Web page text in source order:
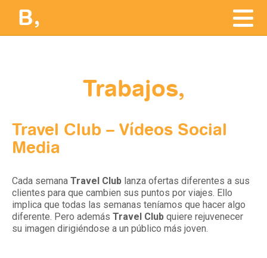
B
Quiénes somos
Colaboradores
Trabajos,
Travel Club – Vídeos Social
Media
Cada semana Travel Club lanza ofertas diferentes a sus
clientes para que cambien sus puntos por viajes. Ello
implica que todas las semanas teníamos que hacer algo
diferente. Pero además Travel Club quiere rejuvenecer
su imagen dirigiéndose a un público más joven.